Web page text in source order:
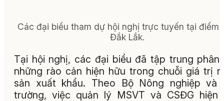
Các đại biểu tham dự hội nghị trực tuyến tại điểm
Đắk Lắk.
Tại hội nghị, các đại biểu đã tập trung phân
những rào cản hiện hữu trong chuỗi giá trị
sản xuất khẩu. Theo Bộ Nông nghiệp và
trường, việc quản lý MSVT và CSĐG hiện